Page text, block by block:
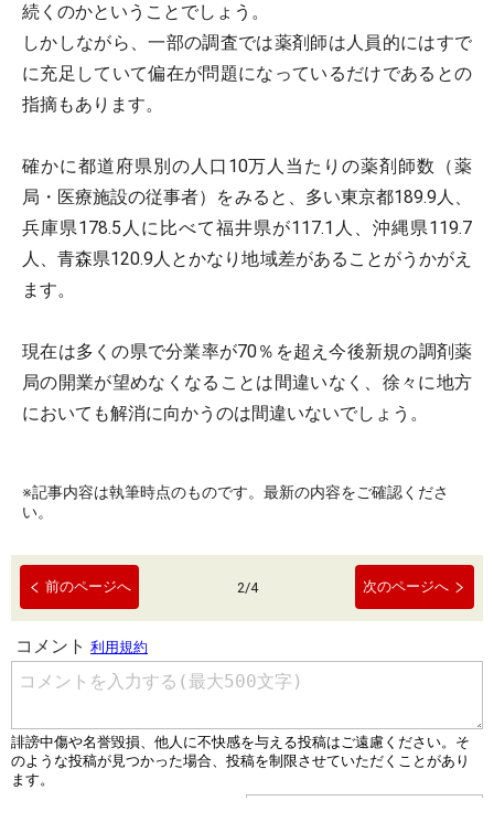
続くのかということでしょう。
しかしながら、一部の調査では薬剤師は人員的にはすで
に充足していて偏在が問題になっているだけであるとの
指摘もあります。
確かに都道府県別の人口10万人当たりの薬剤師数（薬
局・医療施設の従事者）をみると、多い東京都189.9人、
兵庫県178.5人に比べて福井県が117.1人、沖縄県119.7
人、青森県120.9人とかなり地域差があることがうかがえ
ます。
現在は多くの県で分業率が70％を超え今後新規の調剤薬
局の開業が望めなくなることは間違いなく、徐々に地方
においても解消に向かうのは間違いないでしょう。
※記事内容は執筆時点のものです。最新の内容をご確認くださ
い。
前のページへ 2/4 次のページへ